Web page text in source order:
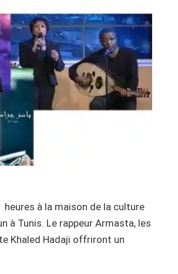
à la maison de la culture
à Tunis. Le rappeur Armasta, les
Khaled Hadaji offriront un